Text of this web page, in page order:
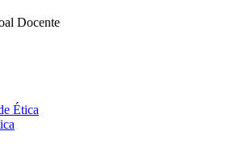
Docente
Ética